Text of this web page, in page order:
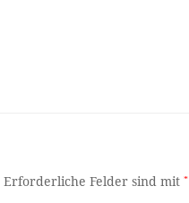
Erforderliche Felder sind mit*